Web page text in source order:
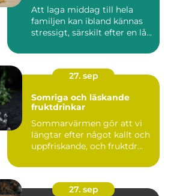
Att laga middag till hela
familjen kan ibland kännas
stressigt, särskilt efter en lå...
27. sep
Somriga och läskande
fruktdrinkar
Sommarvärmen gör att vi
längtar efter något kallt och
uppfriskande, och fruktdr...
27. sep